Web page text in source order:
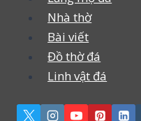
Nhà thờ
Bài viết
Đồ thờ đá
Linh vật đá